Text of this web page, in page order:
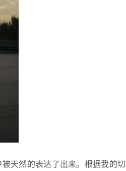
天然的表达了出来。根据我的切